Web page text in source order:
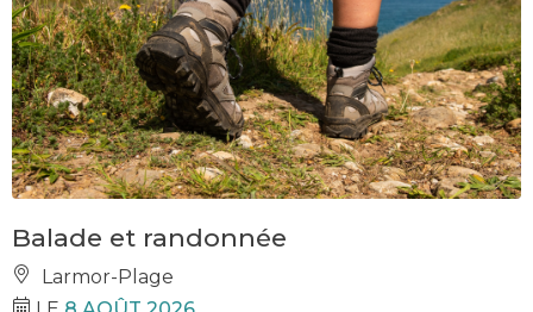
Balade et randonnée
Larmor-Plage